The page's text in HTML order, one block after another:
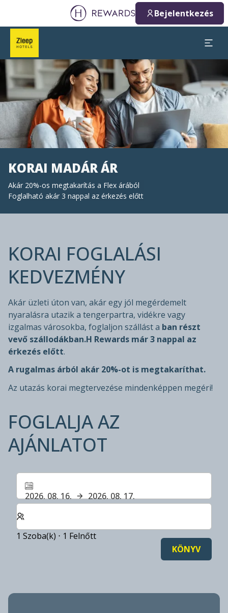
Bejelentkezés
Dia: 1 of 1
KORAI MADÁR ÁR
Akár 20%-os megtakarítás a Flex árából
Foglalható akár 3 nappal az érkezés előtt
KORAI FOGLALÁSI
KEDVEZMÉNY
Akár üzleti úton van, akár egy jól megérdemelt
nyaralásra utazik a tengerpartra, vidékre vagy
izgalmas városokba, foglaljon szállást a ban részt
vevő szállodákban.H Rewards már 3 nappal az
érkezés előtt.
A rugalmas árból akár 20%-ot is megtakaríthat.
Az utazás korai megtervezése mindenképpen megéri!
FOGLALJA AZ
AJÁNLATOT
2026. 08. 16.
2026. 08. 17.
Válassza ki a szobák és a vendégek számát
1 Szoba(k) ⋅ 1 Felnőtt
KÖNYV